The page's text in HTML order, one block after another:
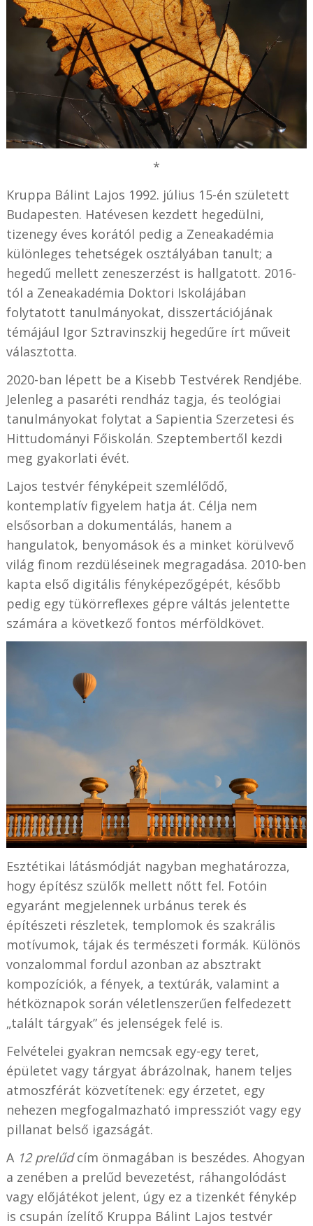
*
Kruppa Bálint Lajos 1992. július 15-én született
Budapesten. Hatévesen kezdett hegedülni,
tizenegy éves korától pedig a Zeneakadémia
különleges tehetségek osztályában tanult; a
hegedű mellett zeneszerzést is hallgatott. 2016-
tól a Zeneakadémia Doktori Iskolájában
folytatott tanulmányokat, disszertációjának
témájául Igor Sztravinszkij hegedűre írt műveit
választotta.
2020-ban lépett be a Kisebb Testvérek Rendjébe.
Jelenleg a pasaréti rendház tagja, és teológiai
tanulmányokat folytat a Sapientia Szerzetesi és
Hittudományi Főiskolán. Szeptembertől kezdi
meg gyakorlati évét.
Lajos testvér fényképeit szemlélődő,
kontemplatív figyelem hatja át. Célja nem
elsősorban a dokumentálás, hanem a
hangulatok, benyomások és a minket körülvevő
világ finom rezdüléseinek megragadása. 2010-ben
kapta első digitális fényképezőgépét, később
pedig egy tükörreflexes gépre váltás jelentette
számára a következő fontos mérföldkövet.
Esztétikai látásmódját nagyban meghatározza,
hogy építész szülők mellett nőtt fel. Fotóin
egyaránt megjelennek urbánus terek és
építészeti részletek, templomok és szakrális
motívumok, tájak és természeti formák. Különös
vonzalommal fordul azonban az absztrakt
kompozíciók, a fények, a textúrák, valamint a
hétköznapok során véletlenszerűen felfedezett
„talált tárgyak” és jelenségek felé is.
Felvételei gyakran nemcsak egy-egy teret,
épületet vagy tárgyat ábrázolnak, hanem teljes
atmoszférát közvetítenek: egy érzetet, egy
nehezen megfogalmazható impressziót vagy egy
pillanat belső igazságát.
A12 prelűdcím önmagában is beszédes. Ahogyan
a zenében a prelűd bevezetést, ráhangolódást
vagy előjátékot jelent, úgy ez a tizenkét fénykép
is csupán ízelítő Kruppa Bálint Lajos testvér